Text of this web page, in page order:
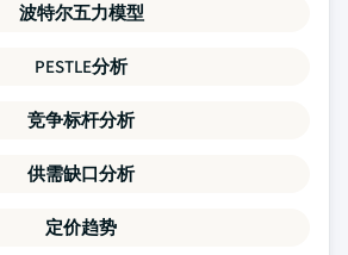
波特尔五力模型
PESTLE分析
竞争标杆分析
供需缺口分析
定价趋势